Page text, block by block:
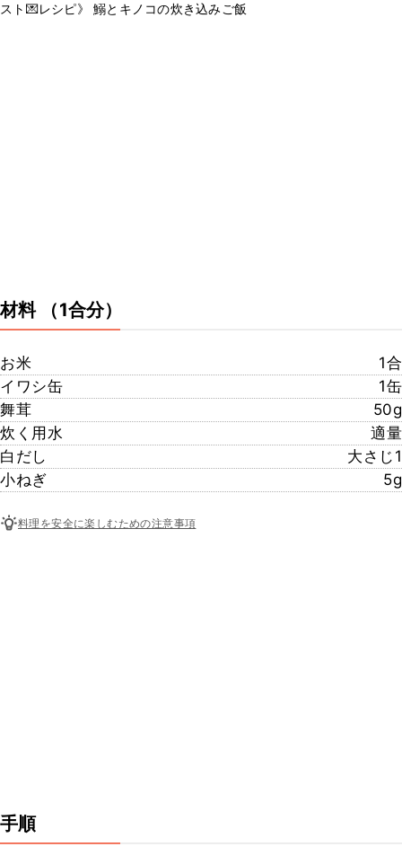
スト💌レシピ》 鰯とキノコの炊き込みご飯
材料 （1合分）
お米
1合
イワシ缶
1缶
舞茸
50g
炊く用水
適量
白だし
大さじ1
小ねぎ
5g
料理を安全に楽しむための注意事項
手順